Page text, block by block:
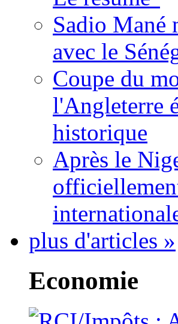
Sadio Mané
avec le
Coupe du
l'Angleterre
historique
Après le
plus d'articles »
Economie